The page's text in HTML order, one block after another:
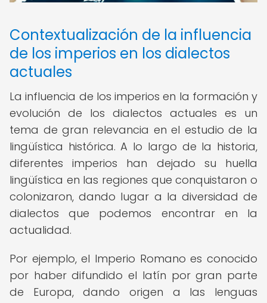
Contextualización de la influencia
de los imperios en los dialectos
actuales
La influencia de los imperios en la formación y
evolución de los dialectos actuales es un
tema de gran relevancia en el estudio de la
lingüística histórica. A lo largo de la historia,
diferentes imperios han dejado su huella
lingüística en las regiones que conquistaron o
colonizaron, dando lugar a la diversidad de
dialectos que podemos encontrar en la
actualidad.
Por ejemplo, el Imperio Romano es conocido
por haber difundido el latín por gran parte
de Europa, dando origen a las lenguas